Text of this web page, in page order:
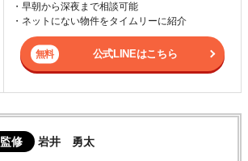
・早朝から深夜まで相談可能
・ネットにない物件をタイムリーに紹介
公式LINEはこちら
監修 岩井 勇太